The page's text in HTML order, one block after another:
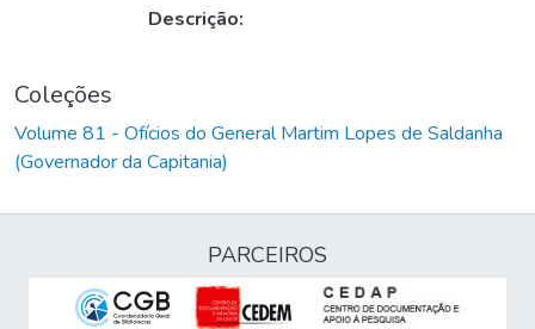
Descrição:
Coleções
Volume 81 - Ofícios do General Martim Lopes de Saldanha
(Governador da Capitania)
PARCEIROS